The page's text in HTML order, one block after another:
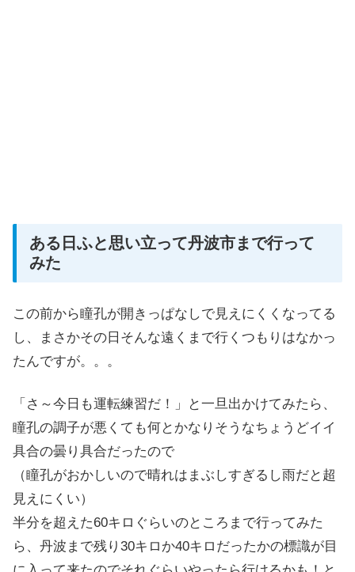
ある日ふと思い立って丹波市まで行って
みた
この前から瞳孔が開きっぱなしで見えにくくなってる
し、まさかその日そんな遠くまで行くつもりはなかっ
たんですが。。。
「さ～今日も運転練習だ！」と一旦出かけてみたら、
瞳孔の調子が悪くても何とかなりそうなちょうどイイ
具合の曇り具合だったので
（瞳孔がおかしいので晴れはまぶしすぎるし雨だと超
見えにくい）
半分を超えた60キロぐらいのところまで行ってみた
ら、丹波まで残り30キロか40キロだったかの標識が目